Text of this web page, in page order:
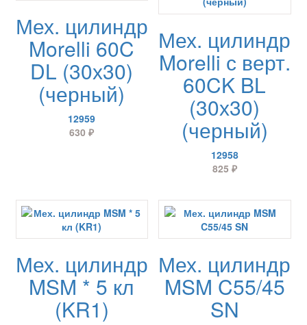
Мех. цилиндр
Morelli 60C
DL (30х30)
(черный)
12959
630₽
Мех. цилиндр
Morelli с верт.
60CK BL
(30х30)
(черный)
12958
825 ₽
Мех. цилиндр
MSM * 5 кл
(KR1)
Мех. цилиндр
MSM C55/45
SN